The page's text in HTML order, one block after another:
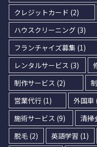
クレジットカード (2)
ハウスクリーニング (3)
フランチャイズ募集 (1)
レンタルサービス (3)
制作サービス (2)
営業代行 (1) 外国車
施術サービス (9) 清掃
脱毛 (2) 英語学習 (1)